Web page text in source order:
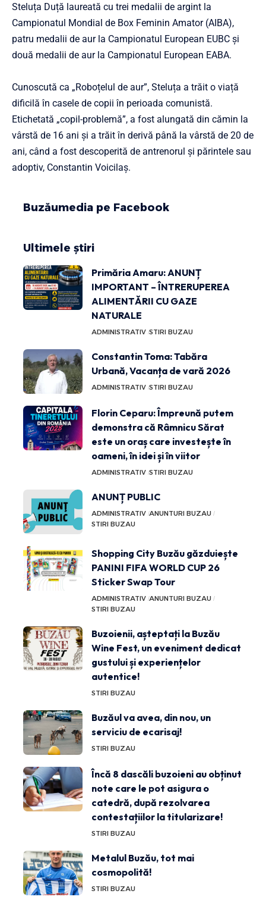
Steluța Duță laureată cu trei medalii de argint la
Campionatul Mondial de Box Feminin Amator (AIBA),
patru medalii de aur la Campionatul European EUBC și
două medalii de aur la Campionatul European EABA.
Cunoscută ca „Roboțelul de aur”, Steluța a trăit o viață
dificilă în casele de copii în perioada comunistă.
Etichetată „copil-problemă”, a fost alungată din cămin la
vârstă de 16 ani și a trăit în derivă până la vârstă de 20 de
ani, când a fost descoperită de antrenorul și părintele sau
adoptiv, Constantin Voicilaș.
Buzăumedia pe Facebook
Ultimele știri
Primăria Amaru: ANUNȚ
IMPORTANT – ÎNTRERUPEREA
ALIMENTĂRII CU GAZE
NATURALE
ADMINISTRATIV STIRI BUZAU
Constantin Toma: Tabăra
Urbană, Vacanța de vară 2026
ADMINISTRATIV STIRI BUZAU
Florin Ceparu: Împreună putem
demonstra că Râmnicu Sărat
este un oraș care investește în
oameni, în idei și în viitor
ADMINISTRATIV STIRI BUZAU
ANUNȚ PUBLIC
ADMINISTRATIV ANUNTURI BUZAU
STIRI BUZAU
Shopping City Buzău găzduiește
PANINI FIFA WORLD CUP 26
Sticker Swap Tour
ADMINISTRATIV ANUNTURI BUZAU
STIRI BUZAU
Buzoienii, așteptați la Buzău
Wine Fest, un eveniment dedicat
gustului și experiențelor
autentice!
STIRI BUZAU
Buzăul va avea, din nou, un
serviciu de ecarisaj!
STIRI BUZAU
Încă 8 dascăli buzoieni au obținut
note care le pot asigura o
catedră, după rezolvarea
contestațiilor la titularizare!
STIRI BUZAU
Metalul Buzău, tot mai
cosmopolită!
STIRI BUZAU